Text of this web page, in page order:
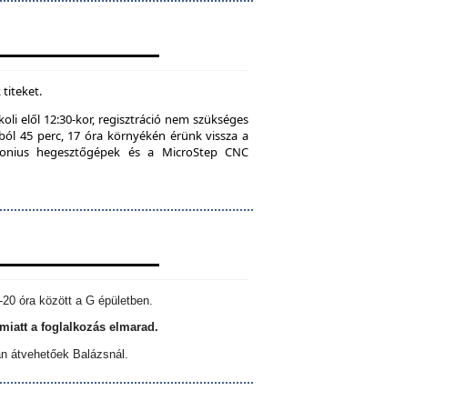
titeket.
elől 12:30-kor, regisztráció nem szükséges
45 perc, 17 óra környékén érünk vissza a
hegesztőgépek és a MicroStep CNC
óra között a G épületben.
a foglalkozás elmarad.
átvehetőek Balázsnál.